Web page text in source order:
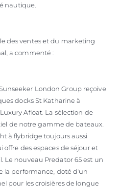
nautique.
des ventes et du marketing
a commenté :
London Group reçoive
docks St Katharine à
Afloat. La sélection de
de notre gamme de bateaux.
à flybridge toujours aussi
des espaces de séjour et
Le nouveau Predator 65 est un
la performance, doté d'un
pour les croisières de longue